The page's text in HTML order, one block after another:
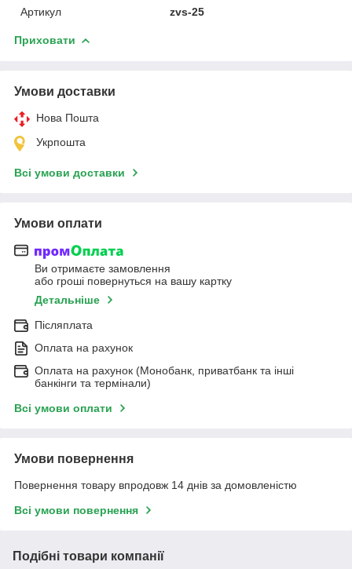
Артикул
zvs-25
Приховати
Умови доставки
Нова Пошта
Укрпошта
Всі умови доставки
Умови оплати
Ви отримаєте замовлення
або гроші повернуться на вашу картку
Детальніше
Післяплата
Оплата на рахунок
Оплата на рахунок (Монобанк, приватбанк та інші
банкінги та термінали)
Всі умови оплати
Умови повернення
Повернення товару впродовж 14 днів за домовленістю
Всі умови повернення
Подібні товари компанії